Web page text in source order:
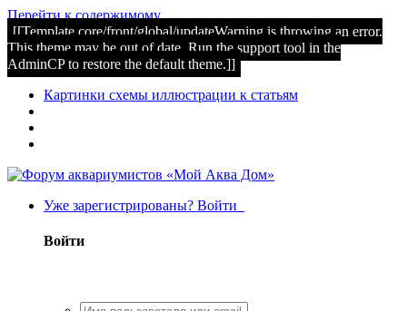
Перейти к содержимому
[[Template core/front/global/updateWarning is throwing an error.
This theme may be out of date. Run the support tool in the
AdminCP to restore the default theme.]]
Картинки схемы иллюстрации к статьям
Уже зарегистрированы? Войти
Войти